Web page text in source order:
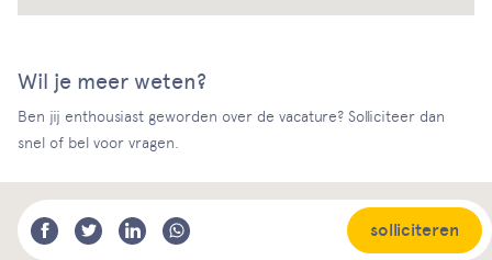
Wil je meer weten?
Ben jij enthousiast geworden over de vacature? Solliciteer dan
snel of bel voor vragen.
solliciteren